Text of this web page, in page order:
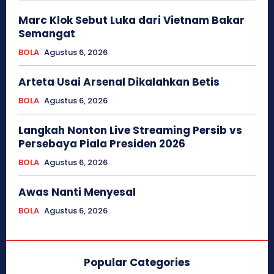
Marc Klok Sebut Luka dari Vietnam Bakar
Semangat
BOLA Agustus 6, 2026
Arteta Usai Arsenal Dikalahkan Betis
BOLA Agustus 6, 2026
Langkah Nonton Live Streaming Persib vs
Persebaya Piala Presiden 2026
BOLA Agustus 6, 2026
Awas Nanti Menyesal
BOLA Agustus 6, 2026
Popular Categories